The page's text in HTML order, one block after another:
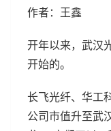
作者：王鑫
开年以来，武汉
开始的。
长飞光纤、华工
公司市值升至武